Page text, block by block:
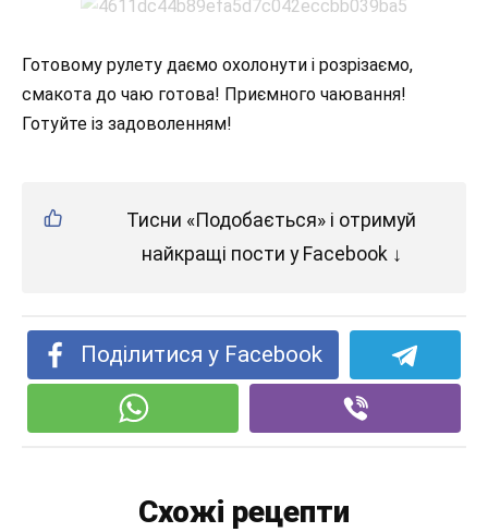
Готовому рулету даємо охолонути і розрізаємо,
смакота до чаю готова! Приємного чаювання!
Готуйте із задоволенням!
Тисни «Подобається» і отримуй
найкращі пости у Facebook ↓
Поділитися у Facebook
Схожі рецепти